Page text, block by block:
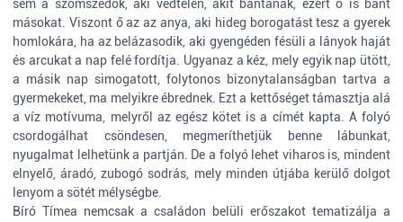
sem a szomszédok, aki védtelen, akit bántanak, ezért ő is bánt
másokat. Viszont ő az az anya, aki hideg borogatást tesz a gyerek
homlokára, ha az belázasodik, aki gyengéden fésüli a lányok haját
és arcukat a nap felé fordítja. Ugyanaz a kéz, mely egyik nap ütött,
a másik nap simogatott, folytonos bizonytalanságban tartva a
gyermekeket, ma melyikre ébrednek. Ezt a kettőséget támasztja alá
a víz motívuma, melyről az egész kötet is a címét kapta. A folyó
csordogálhat csöndesen, megmeríthetjük benne lábunkat,
nyugalmat lelhetünk a partján. De a folyó lehet viharos is, mindent
elnyelő, áradó, zubogó sodrás, mely minden útjába kerülő dolgot
lenyom a sötét mélységbe.
Bíró Tímea nemcsak a családon belüli erőszakot tematizálja a